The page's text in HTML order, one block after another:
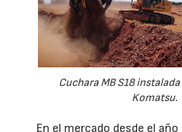
Cuchara MB S18
Komatsu.
En el mercado desde el